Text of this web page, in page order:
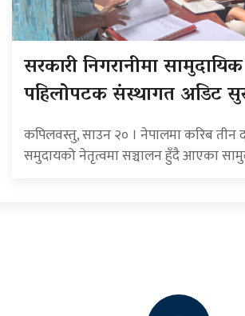
सरकारी निगरानीमा
पहिलोपटक संस्थागत अडिट
कपिलवस्तु, साउन २० । नेपालमा करिब
समुदायको नेतृत्वमा सञ्चालन हुँदै आएका